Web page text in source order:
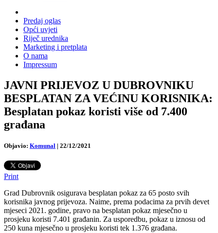
Predaj oglas
Opći uvjeti
Riječ urednika
Marketing i pretplata
O nama
Impressum
JAVNI PRIJEVOZ U DUBROVNIKU
BESPLATAN ZA VEĆINU KORISNIKA:
Besplatan pokaz koristi više od 7.400
građana
Objavio: Komunal | 22/12/2021
Print
Grad Dubrovnik osigurava besplatan pokaz za 65 posto svih
korisnika javnog prijevoza. Naime, prema podacima za prvih devet
mjeseci 2021. godine, pravo na besplatan pokaz mjesečno u
prosjeku koristi 7.401 građanin. Za usporedbu, pokaz u iznosu od
250 kuna mjesečno u prosjeku koristi tek 1.376 građana.